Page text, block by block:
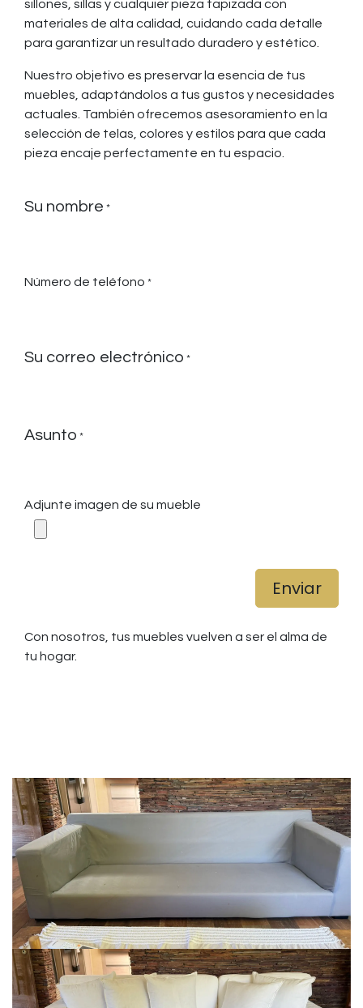
sillones, sillas y cualquier pieza tapizada con
materiales de alta calidad, cuidando cada detalle
para garantizar un resultado duradero y estético.
Nuestro objetivo es preservar la esencia de tus
muebles, adaptándolos a tus gustos y necesidades
actuales. También ofrecemos asesoramiento en la
selección de telas, colores y estilos para que cada
pieza encaje perfectamente en tu espacio.
Su nombre *
Número de teléfono *
Su correo electrónico *
Asunto *
Adjunte imagen de su mueble
Enviar
Con nosotros, tus muebles vuelven a ser el alma de
tu hogar.